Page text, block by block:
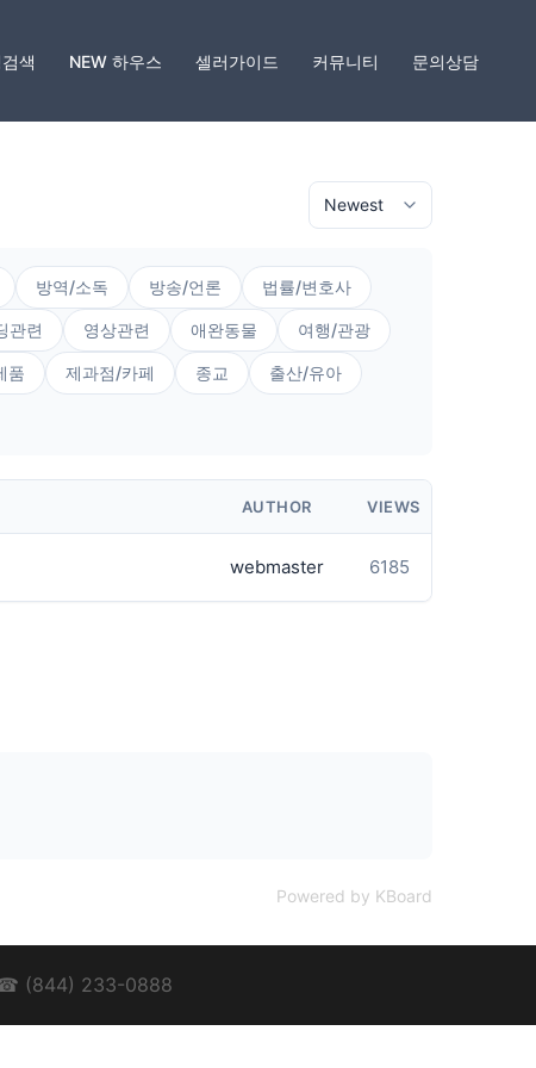
색 NEW 하우스 셀러가이드 커뮤니티 문의상담
방역/소독 방송/언론 법률/변호사
관련 영상관련 애완동물 여행/관광
품 제과점/카페 종교 출산/유아
AUTHOR VIEWS
webmaster 6185
Powered by KBoard
☎ (844) 233-0888